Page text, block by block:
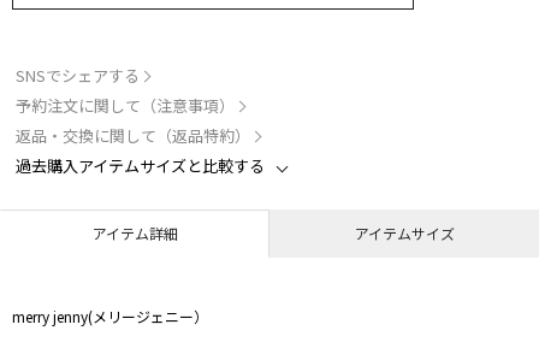
SNSでシェアする
予約注文に関して（注意事項）
返品・交換に関して（返品特約）
過去購入アイテムサイズと比較する
アイテム詳細 アイテムサイズ
merry jenny(メリージェニー）